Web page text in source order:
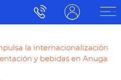
la internacionalización
y bebidas en Anuga